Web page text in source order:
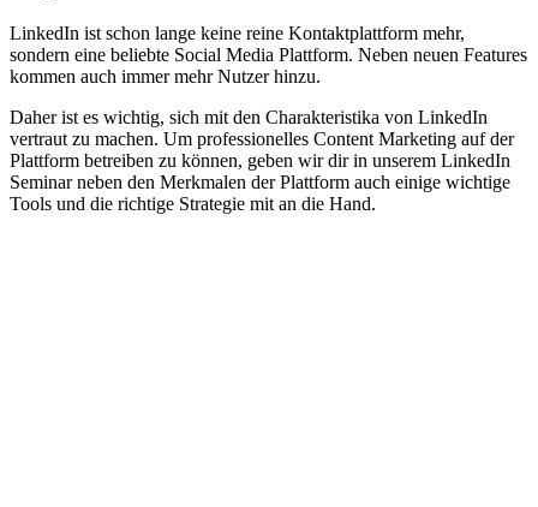
LinkedIn ist schon lange keine reine Kontaktplattform mehr,
sondern eine beliebte Social Media Plattform. Neben neuen Features
kommen auch immer mehr Nutzer hinzu.
Daher ist es wichtig, sich mit den Charakteristika von LinkedIn
vertraut zu machen. Um professionelles Content Marketing auf der
Plattform betreiben zu können, geben wir dir in unserem LinkedIn
Seminar neben den Merkmalen der Plattform auch einige wichtige
Tools und die richtige Strategie mit an die Hand.